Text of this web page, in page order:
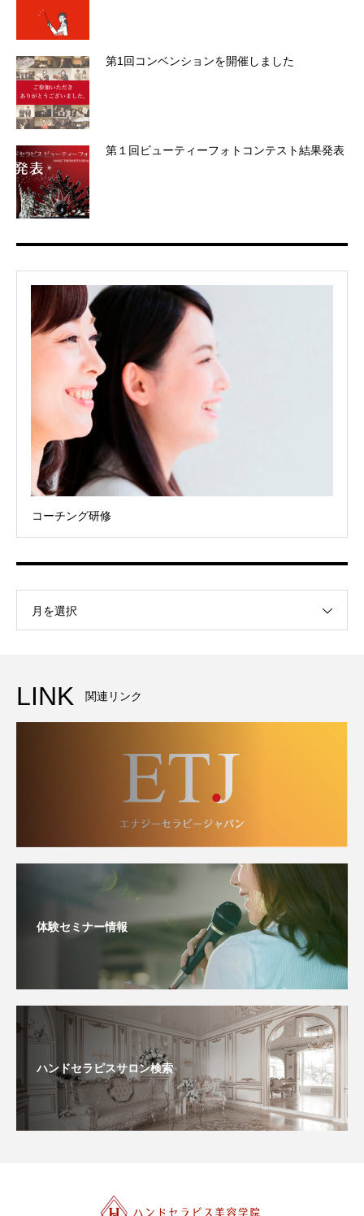
第1回コンベンションを開催しました
第１回ビューティーフォトコンテスト結果発表
コーチング研修
月を選択
LINK 関連リンク
体験セミナー情報
ハンドセラピスサロン検索